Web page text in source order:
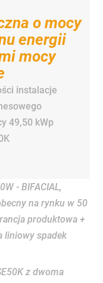
o mocy
energii
mocy
instalacje
49,50 kWp
- BIFACIAL,
na rynku w 50
produktowa +
liniowy spadek
z dwoma